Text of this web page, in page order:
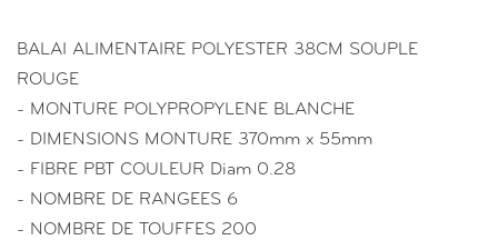
BALAI ALIMENTAIRE POLYESTER 38CM SOUPLE
ROUGE
- MONTURE POLYPROPYLENE BLANCHE
- DIMENSIONS MONTURE 370mm x 55mm
- FIBRE PBT COULEUR Diam 0.28
- NOMBRE DE RANGEES 6
- NOMBRE DE TOUFFES 200